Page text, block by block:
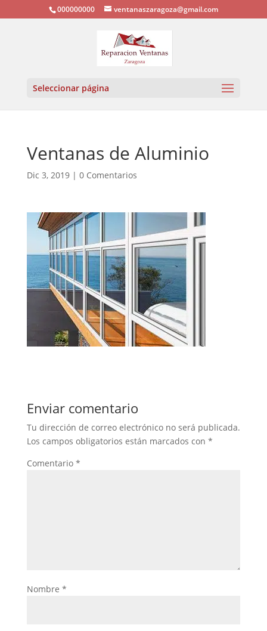
000000000 ventanaszaragoza@gmail.com
Seleccionar página
Ventanas de Aluminio
Dic 3, 2019| 0 Comentarios
Enviar comentario
Tu dirección de correo electrónico no será publicada.
Los campos obligatorios están marcados con *
Comentario *
Nombre *